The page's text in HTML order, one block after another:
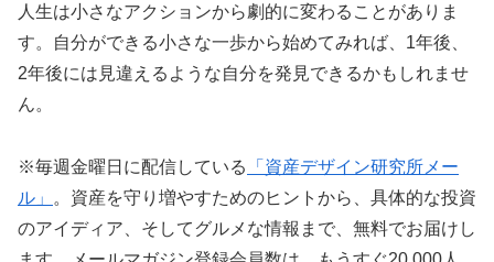
人生は小さなアクションから劇的に変わることがありま
す。自分ができる小さな一歩から始めてみれば、1年後、
2年後には見違えるような自分を発見できるかもしれませ
ん。
※毎週金曜日に配信している
「資産デザイン研究所メー
ル」
。資産を守り増やすためのヒントから、具体的な投資
のアイディア、そしてグルメな情報まで、無料でお届けし